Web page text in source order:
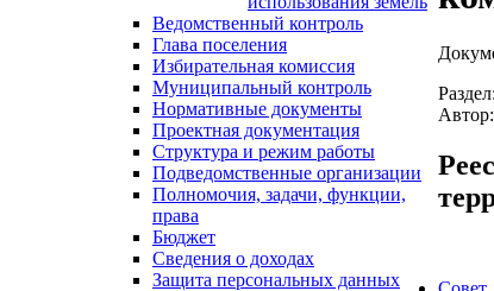
Ведомственный контроль
Глава поселения
Избирательная комиссия
Муниципальный контроль
Нормативные документы
Проектная документация
Структура и режим работы
Подведомственные организации
Полномочия, задачи, функции,
права
Бюджет
Сведения о доходах
Защита персональных данных
Раздел: